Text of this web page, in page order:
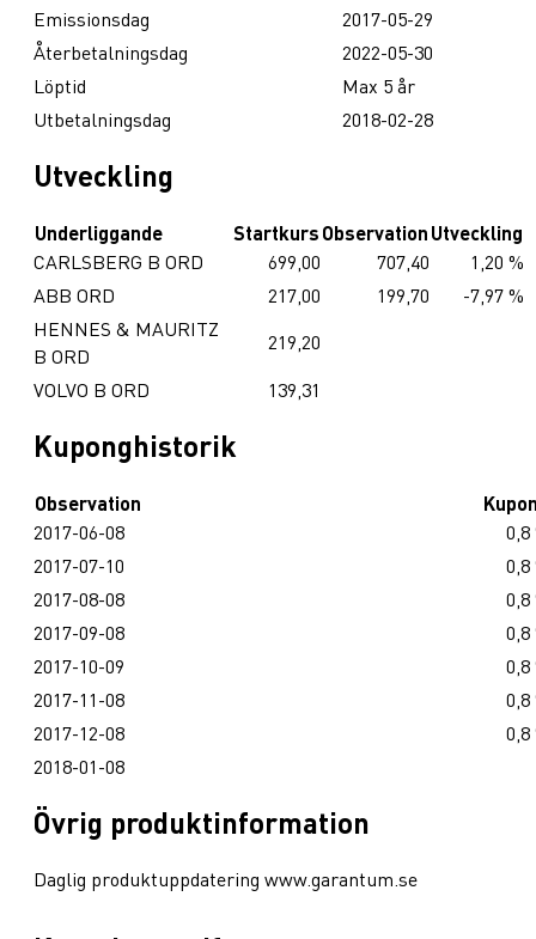
Emissionsdag
2017-05-29
Återbetalningsdag
2022-05-30
Löptid
Max 5 år
Utbetalningsdag
2018-02-28
Utveckling
Underliggande StartkursObservationUtveckling
CARLSBERG B ORD
699,00 707,40
1,20 %
ABB ORD
217,00 199,70
-7,97 %
HENNES & MAURITZ
B ORD
219,20
VOLVO B ORD
139,31
Kuponghistorik
Observation
2017-06-08
0,8
2017-07-10
0,8
2017-08-08
0,8
2017-09-08
0,8
2017-10-09
0,8
2017-11-08
0,8
2017-12-08
0,8
2018-01-08
Övrig produktinformation
Daglig produktuppdatering www.garantum.se